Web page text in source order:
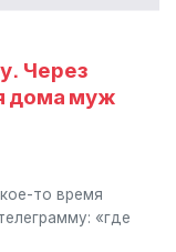
Через
дома муж
то время
«где